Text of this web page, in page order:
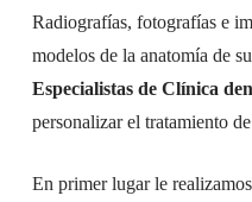
Radiografías, fotografías e
modelos de la anatomía de
Especialistas de Clínica
personalizar el tratamiento
En primer lugar le